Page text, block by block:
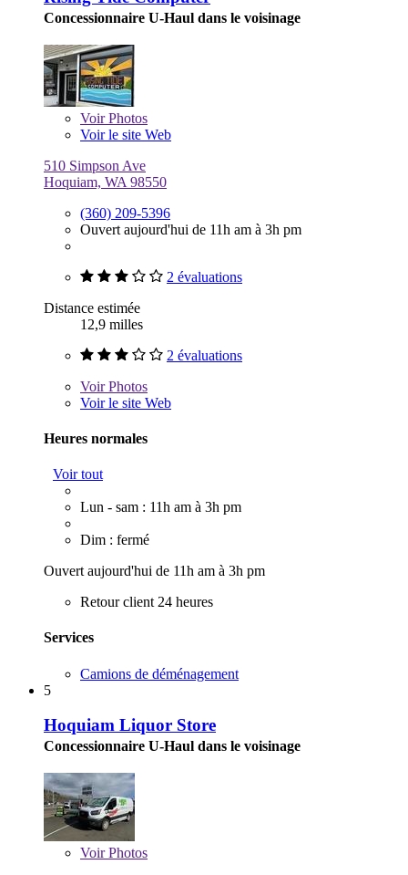
Concessionnaire U-Haul dans le voisinage
VoirPhotos
Voir le site Web
510 Simpson Ave
Hoquiam, WA 98550
(360) 209-5396
Ouvert aujourd'hui de 11h am à 3h pm
2 évaluations
Distance estimée
12,9 milles
2 évaluations
VoirPhotos
Voir le site Web
Heures normales
Voir tout
Lun - sam : 11h am à 3h pm
Dim : fermé
Ouvert aujourd'hui de 11h am à 3h pm
Retour client 24 heures
Services
Camions de déménagement
5
Hoquiam Liquor Store
Concessionnaire U-Haul dans le voisinage
VoirPhotos